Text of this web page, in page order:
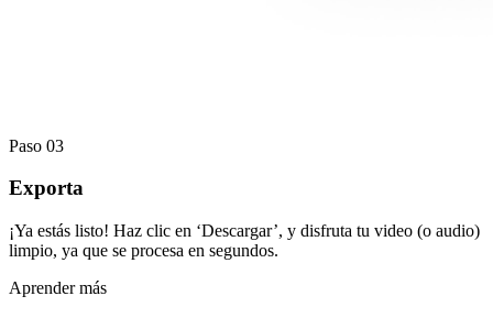
Paso 03
Exporta
¡Ya estás listo! Haz clic en ‘Descargar’, y disfruta tu video (o audio)
limpio, ya que se procesa en segundos.
Aprender más